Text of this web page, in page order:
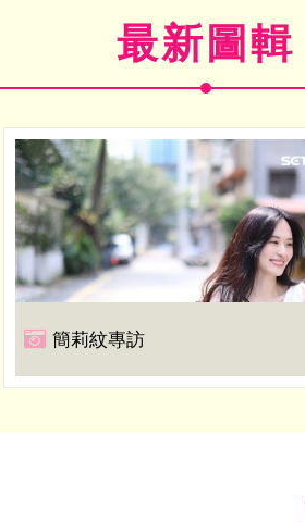
最新圖輯
簡莉紋專訪